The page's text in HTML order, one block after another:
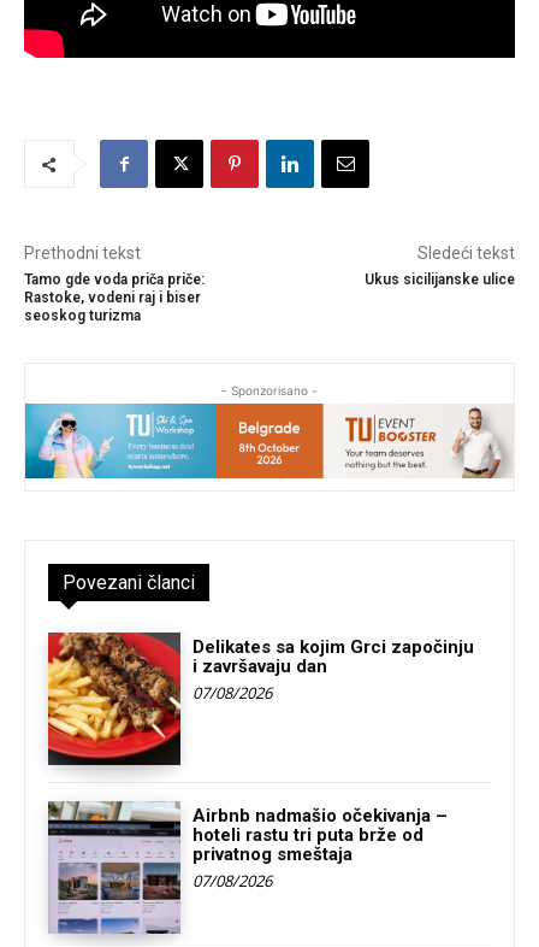
Prethodni tekst
Tamo gde voda priča priče:
Rastoke, vodeni raj i biser
seoskog turizma
Sledeći tekst
Ukus sicilijanske ulice
- Sponzorisano -
Povezani članci
Delikates sa kojim Grci započinju
i završavaju dan
07/08/2026
Airbnb nadmašio očekivanja –
hoteli rastu tri puta brže od
privatnog smeštaja
07/08/2026